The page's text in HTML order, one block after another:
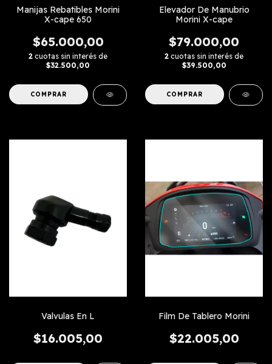
Manijas Rebatibles Morini
X-cape 650
$65.000,00
2 cuotas sin interés de
$32.500,00
COMPRAR
Elevador De Manubrio
Morini X-cape
$79.000,00
2 cuotas sin interés de
$39.500,00
Valvulas En L
$16.005,00
Film De Tablero Morini
$22.005,00